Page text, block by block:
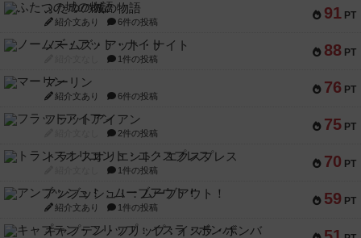
91 PT
ふたつの城の物語
紹介文あり 6件の投稿
88 PT
ノームズ・アット・ナイト
1件の投稿
76 PT
マーリン
紹介文あり 6件の投稿
75 PT
フラットアイアン
2件の投稿
70 PT
トランスオリエント・エクスプレス
1件の投稿
59 PT
アンブッシュ！：ムーブアウト！
紹介文あり 1件の投稿
キャプテン・フリップ：イスラ・ボンバ